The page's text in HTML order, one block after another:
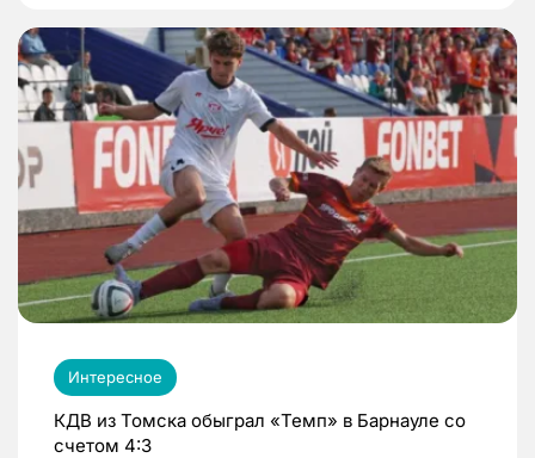
Интересное
КДВ из Томска обыграл «Темп» в Барнауле со
счетом 4:3